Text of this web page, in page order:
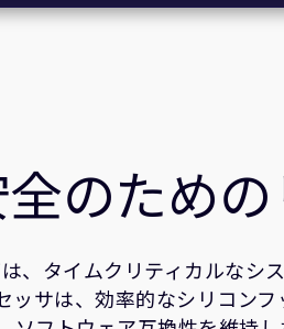
のため
、タイムクリティカルなシ
サは、効率的なシリコン